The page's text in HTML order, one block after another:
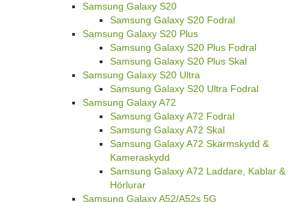
Samsung Galaxy S20
Samsung Galaxy S20 Fodral
Samsung Galaxy S20 Plus
Samsung Galaxy S20 Plus Fodral
Samsung Galaxy S20 Plus Skal
Samsung Galaxy S20 Ultra
Samsung Galaxy S20 Ultra Fodral
Samsung Galaxy A72
Samsung Galaxy A72 Fodral
Samsung Galaxy A72 Skal
Samsung Galaxy A72 Skärmskydd &
Kameraskydd
Samsung Galaxy A72 Laddare, Kablar &
Hörlurar
Samsung Galaxy A52/A52s 5G